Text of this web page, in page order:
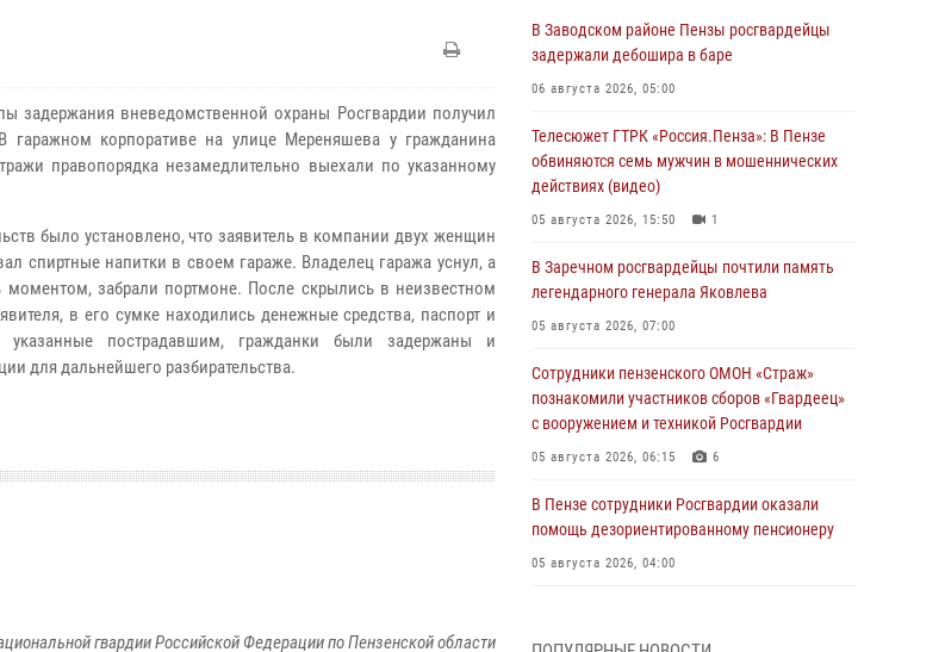
задержания вневедомственной охраны Росгвардии получил
гаражном корпоративе на улице Мереняшева у гражданина
правопорядка незамедлительно выехали по указанному
было установлено, что заявитель в компании двух женщин
спиртные напитки в своем гараже. Владелец гаража уснул, а
моментом, забрали портмоне. После скрылись в неизвестном
в его сумке находились денежные средства, паспорт и
пострадавшим, гражданки были задержаны и
для дальнейшего разбирательства.
гвардии Российской Федерации по Пензенской области
В Заводском районе Пензы росгвардейцы
задержали дебошира в баре
06 августа 2026, 05:00
Телесюжет ГТРК «Россия.Пенза»: В Пензе
обвиняются семь мужчин в мошеннических
действиях (видео)
05 августа 2026, 15:50 1
В Заречном росгвардейцы почтили память
легендарного генерала Яковлева
05 августа 2026, 07:00
Сотрудники пензенского ОМОН «Страж»
познакомили участников сборов «Гвардеец»
с вооружением и техникой Росгвардии
05 августа 2026, 06:15 6
В Пензе сотрудники Росгвардии оказали
помощь дезориентированному пенсионеру
05 августа 2026, 04:00